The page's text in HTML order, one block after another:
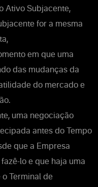
Ativo Subjacente,
for a mesma
em que uma
das mudanças da
do mercado e
uma negociação
antes do Tempo
que a Empresa
lo e que haja uma
Terminal de